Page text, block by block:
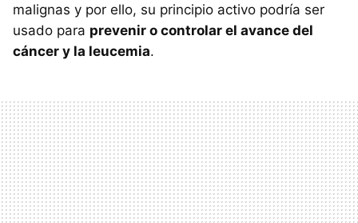
malignas y por ello, su principio activo podría ser
usado para prevenir o controlar el avance del
cáncer y la leucemia.